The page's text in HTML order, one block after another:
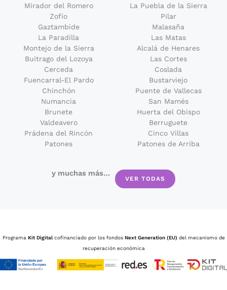
Mirador del Romero
La Puebla de la Sierra
Zofío
Pilar
Gaztambide
Malasaña
La Paradilla
Las Matas
Montejo de la Sierra
Alcalá de Henares
Buitrago del Lozoya
Las Cortes
Cerceda
Coslada
Fuencarral-El Pardo
Bustarviejo
Chinchón
Puente de Vallecas
Numancia
San Mamés
Brunete
Huerta del Obispo
Valdeavero
Berruguete
Prádena del Rincón
Cinco Villas
Patones
Patones de Arriba
y muchas más…
VER TODAS
Programa Kit Digitalcofinanciado por los fondos Next Generation (EU) del mecanismo de
recuperación económica